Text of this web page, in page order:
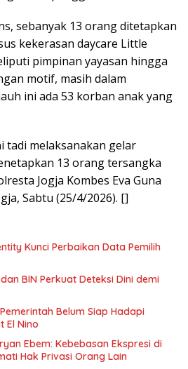
sebanyak 13 orang ditetapkan
kekerasan daycare Little
pimpinan yayasan hingga
motif, masih dalam
ini ada 53 korban anak yang
tadi melaksanakan gelar
13 orang tersangka
Jogja Kombes Eva Guna
Sabtu (25/4/2026). []
Kunci Perbaikan Data Pemilih
BIN Perkuat Deteksi Dini demi
Belum Siap Hadapi
El Nino
Ebem: Kebebasan Ekspresi di
Hak Privasi Orang Lain